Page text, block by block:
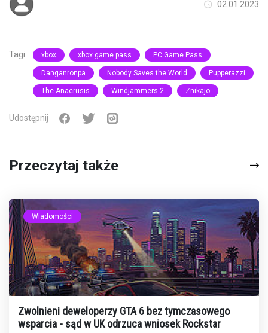
02.01.2023
Tagi: xbox xbox game pass PC Game Pass
Danganronpa Nobody Saves the World Pupperazzi
The Anacrusis Windjammers 2 Znikajo
Udostępnij
Przeczytaj także
Wiadomości
Zwolnieni deweloperzy GTA 6 bez tymczasowego
wsparcia - sąd w UK odrzuca wniosek Rockstar